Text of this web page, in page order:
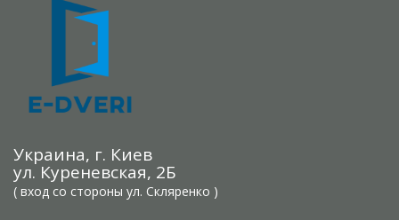
Украина, г. Киев
ул. Куреневская, 2Б
( вход со стороны ул. Скляренко )